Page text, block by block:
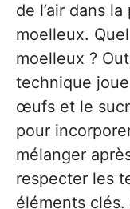
de l’air dans
moelleux.
moelleux ?
technique
œufs et le
pour
mélanger
respecter les
éléments